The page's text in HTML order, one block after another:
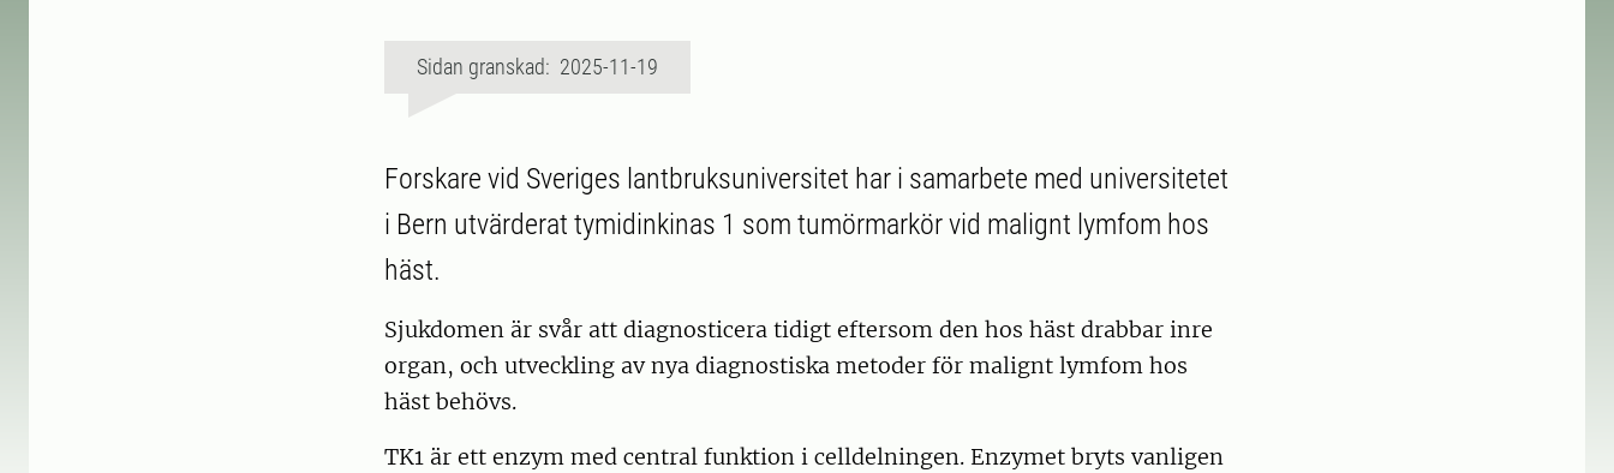
Sidan granskad: 2025-11-19
Forskare vid Sveriges lantbruksuniversitet har i samarbete med universitetet
i Bern utvärderat tymidinkinas 1 som tumörmarkör vid malignt lymfom hos
häst.
Sjukdomen är svår att diagnosticera tidigt eftersom den hos häst drabbar inre
organ, och utveckling av nya diagnostiska metoder för malignt lymfom hos
häst behövs.
TK1 är ett enzym med central funktion i celldelningen. Enzymet bryts vanligen